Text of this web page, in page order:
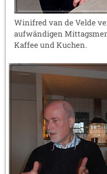
Winifred van de Velde
aufwändigen
Kaffee und Kuchen.